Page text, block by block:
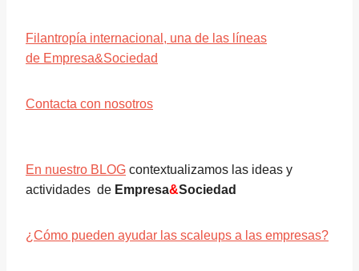
Filantropía internacional, una de las líneas
de Empresa&Sociedad
Contacta con nosotros
En nuestro BLOG contextualizamos las ideas y
actividades de Empresa&Sociedad
¿Cómo pueden ayudar las scaleups a las empresas?